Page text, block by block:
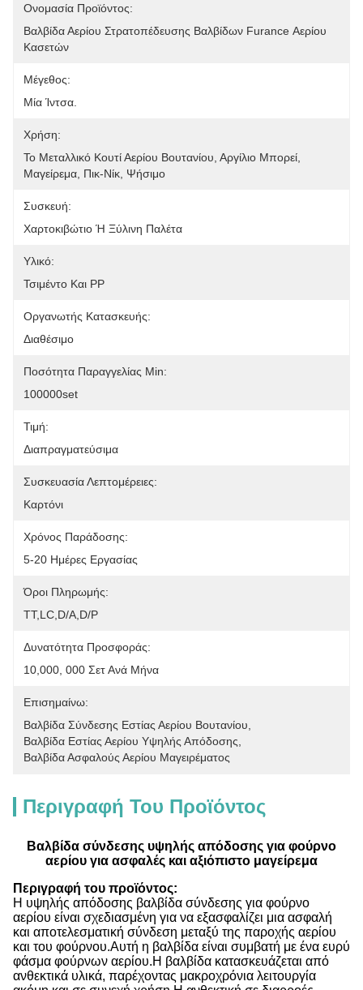
Ονομασία Προϊόντος:
Βαλβίδα Αερίου Στρατοπέδευσης Βαλβίδων Furance Αερίου
Κασετών
Μέγεθος:
Μία Ίντσα.
Χρήση:
Το Μεταλλικό Κουτί Αερίου Βουτανίου, Αργίλιο Μπορεί,
Μαγείρεμα, Πικ-Νίκ, Ψήσιμο
Συσκευή:
Χαρτοκιβώτιο Ή Ξύλινη Παλέτα
Υλικό:
Τσιμέντο Και PP
Οργανωτής Κατασκευής:
Διαθέσιμο
Ποσότητα Παραγγελίας Min:
100000set
Τιμή:
Διαπραγματεύσιμα
Συσκευασία Λεπτομέρειες:
Καρτόνι
Χρόνος Παράδοσης:
5-20 Ημέρες Εργασίας
Όροι Πληρωμής:
ΤΤ,LC,D/A,D/P
Δυνατότητα Προσφοράς:
10,000, 000 Σετ Ανά Μήνα
Επισημαίνω:
Βαλβίδα Σύνδεσης Εστίας Αερίου Βουτανίου
Βαλβίδα Εστίας Αερίου Υψηλής Απόδοσης
Βαλβίδα Ασφαλούς Αερίου Μαγειρέματος
Περιγραφή Του Προϊόντος
Βαλβίδα σύνδεσης υψηλής απόδοσης για φούρνο
αερίου για ασφαλές και αξιόπιστο μαγείρεμα
Περιγραφή του προϊόντος:
Η υψηλής απόδοσης βαλβίδα σύνδεσης για φούρνο
αερίου είναι σχεδιασμένη για να εξασφαλίζει μια ασφαλή
και αποτελεσματική σύνδεση μεταξύ της παροχής αερίου
και του φούρνου.Αυτή η βαλβίδα είναι συμβατή με ένα ευρύ
φάσμα φούρνων αερίου.Η βαλβίδα κατασκευάζεται από
ανθεκτικά υλικά, παρέχοντας μακροχρόνια λειτουργία